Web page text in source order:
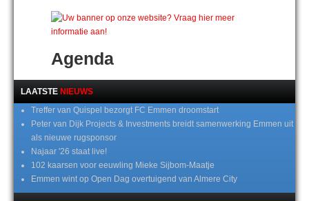
Agenda
LAATSTE NIEUWS
Treffer van Quispel bezorgt FC Emmen droomstart
Peter van Dijk Projects & Investments breidt samenwerking Emmen uit
als nieuwe rugsponsor
Najaar '26 staat live!
102 kaarsen voor eeuwling Mieke Sijbom-Maatje
Emmen wint op Open Dag overtuigend van Almere City